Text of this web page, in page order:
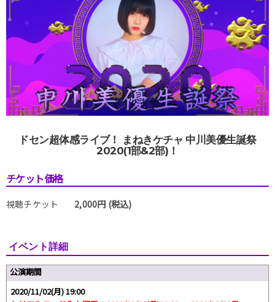
ドセン超体感ライブ！ まねきケチャ 中川美優生誕祭
2020(1部&2部)！
チケット価格
視聴チケット 2,000円 (税込)
イベント詳細
公演期間
2020/11/02(月) 19:00